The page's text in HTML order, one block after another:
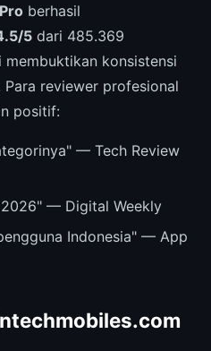
berhasil
5 dari 485.369
konsistensi
reviewer profesional
positif:
— Tech Review
— Digital Weekly
Indonesia" — App